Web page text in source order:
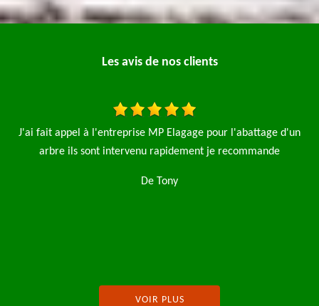
Les avis de nos clients
d'un
J’ai fait appel à l’entreprise MP élagage pour la
pelouse et l’abattage d’une avec l’enlèvement des
VOIR PLUS